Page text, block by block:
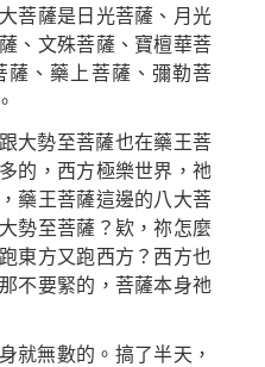
菩薩是日光菩薩、月光
、文殊菩薩、寶檀華菩
薩、藥上菩薩、彌勒菩
大勢至菩薩也在藥王菩
的，西方極樂世界，祂
藥王菩薩這邊的八大菩
勢至菩薩？ 欵，祢怎麼
東方又跑西方？西方也
不要緊的，菩薩本身祂
就無數的。搞了半天，